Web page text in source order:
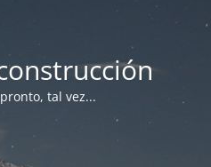
tal vez...